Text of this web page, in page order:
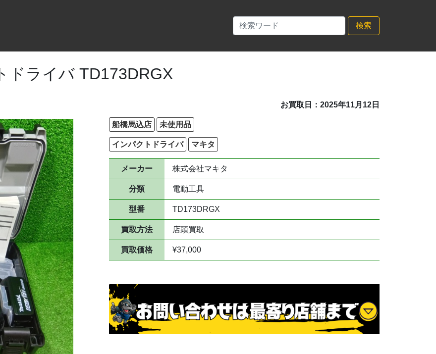
検索
ドライバ TD173DRGX
お買取日：2025年11月12日
船橋馬込店 未使用品
インパクトドライバ マキタ
メーカー 株式会社マキタ
分類 電動工具
型番 TD173DRGX
買取方法 店頭買取
買取価格 ¥37,000